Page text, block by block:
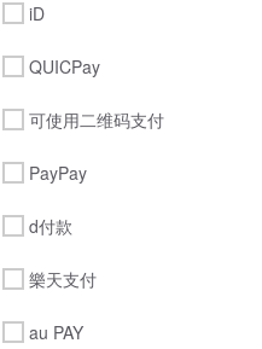
iD
QUICPay
可使用二维码支付
PayPay
d付款
樂天支付
au PAY